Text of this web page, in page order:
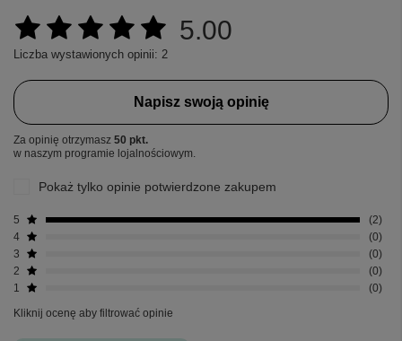
5.00
Liczba wystawionych opinii: 2
Napisz swoją opinię
Za opinię otrzymasz 50 pkt.
w naszym programie lojalnościowym.
Pokaż tylko opinie potwierdzone zakupem
5
2
4
0
3
0
2
0
1
0
Kliknij ocenę aby filtrować opinie